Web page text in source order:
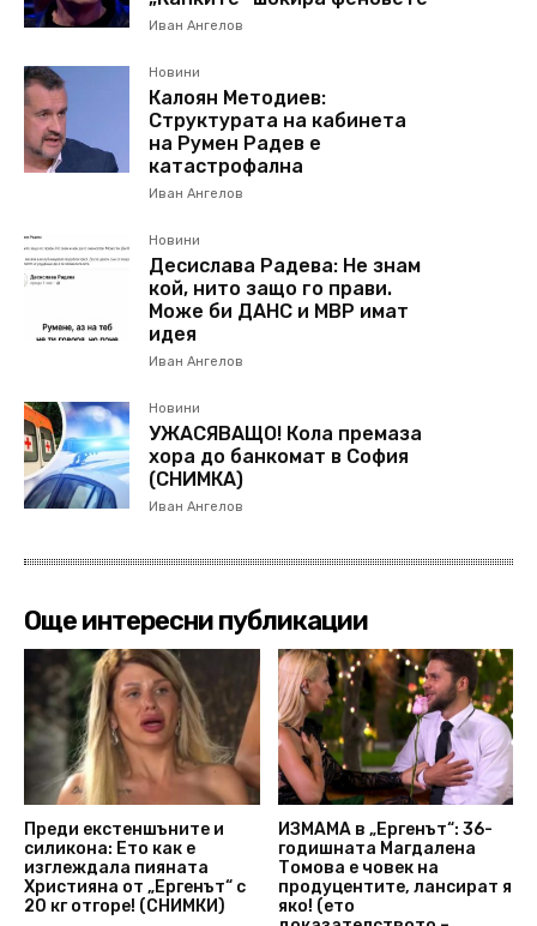
Иван Ангелов
Новини
Калоян Методиев:
Структурата на кабинета
на Румен Радев е
катастрофална
Иван Ангелов
Новини
Десислава Радева: Не знам
кой, нито защо го прави.
Може би ДАНС и МВР имат
идея
Иван Ангелов
Новини
УЖАСЯВАЩО! Кола премаза
хора до банкомат в София
(СНИМКА)
Иван Ангелов
Още интересни публикации
Преди екстеншъните и
силикона: Ето как е
изглеждала пияната
Християна от „Ергенът“ с
20 кг отгоре! (СНИМКИ)
ИЗМАМА в „Ергенът“: 36-
годишната Магдалена
Томова е човек на
продуцентите, лансират я
яко! (ето